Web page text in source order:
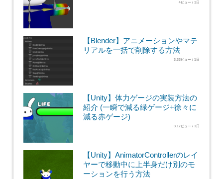
4ビュー / 1日
【Blender】アニメーションやマテ
リアルを一括で削除する方法
3.33ビュー / 1日
【Unity】体力ゲージの実装方法の
紹介 (一瞬で減る緑ゲージ+徐々に
減る赤ゲージ)
3.17ビュー / 1日
【Unity】AnimatorControllerのレイ
ヤーで移動中に上半身だけ別のモ
ーションを行う方法